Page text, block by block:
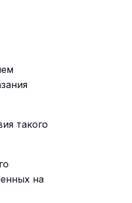
такого
на